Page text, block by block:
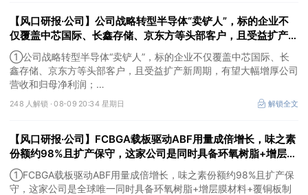
料>华峰化学>健盛集团。
【风口研报·公司】公司战略转型半导体“卖铲人”，标的企业不
仅覆盖中芯国际、长鑫存储、京东方等头部客户，且受益扩产新
周期，有望大幅增厚公司营收和归母净利润；周策略：市场情绪
有望逐渐回暖并重拾上行趋势
①公司战略转型半导体“卖铲人”，标的企业不仅覆盖中芯国际、长
鑫存储、京东方等头部客户，且受益扩产新周期，有望大幅增厚公司
营收和归母净利润；
②周策略：市场情绪有望逐渐回暖并重拾上行趋势。
248 人解锁 ·08-09 20:34 星期日 解锁全文
【风口研报·公司】FCBGA载板驱动ABF用量成倍增长，味之素
份额约98%且扩产保守，这家公司是同时具备环氧树脂+增层膜
材料+覆铜板制造的厂商；这家公司科技投资重点项目包括月之
暗面、DeepSeek等
①FCBGA载板驱动ABF用量成倍增长，味之素份额约98%且扩产保
守，这家公司是全球唯一同时具备环氧树脂+增层膜材料+覆铜板制